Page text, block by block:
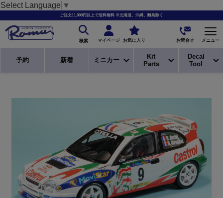
Select Language ▼
ご注文11,000円以上で送料無料 ※北海道、沖縄、離島除く
検索 マイページ お気に入り お問合せ メニュー
予約 新着 ミニカー
Kit
Parts
Decal
Tool